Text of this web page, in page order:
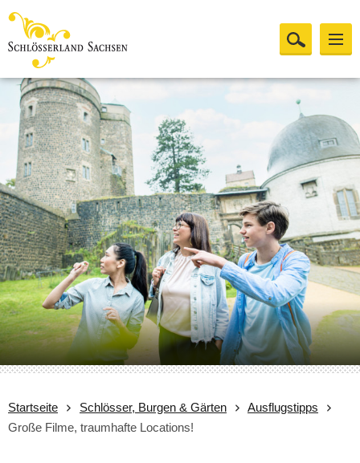
Startseite Schlösser, Burgen & Gärten
Ausflugstipps
Große Filme, traumhafte Locations!